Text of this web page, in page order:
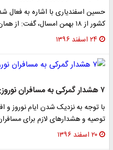
حسین اسفندیاری با اشاره به فعال
کشور از ۱۸ بهمن امسال، گفت: از همان تاریخ دستورالعمل…
۲۴ اسفند ۱۳۹۶
۷ هشدار گمرکی به مسافران نوروزی برای سفر‌های خارجی
با توجه به نزدیک شدن ایام نوروز
توصیه و هشدار‌های لازم برای
۲۰ اسفند ۱۳۹۶